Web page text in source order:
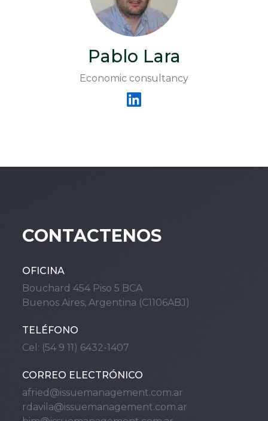
Pablo Lara
Economic consultancy
CONTACTENOS
OFICINA
Bouchard 454 Piso 5 BCA
Buenos Aires, Argentina (C1106ABJ)
TELÉFONO
Cel: (54 9 11) 6432-1407
CORREO ELECTRÓNICO
afried@issuemanagement.com.ar
rdavila@issuemanagement.com.ar